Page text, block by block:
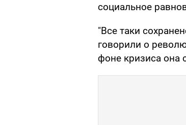
социальное
"Все таки
говорили о
фоне кризиса она